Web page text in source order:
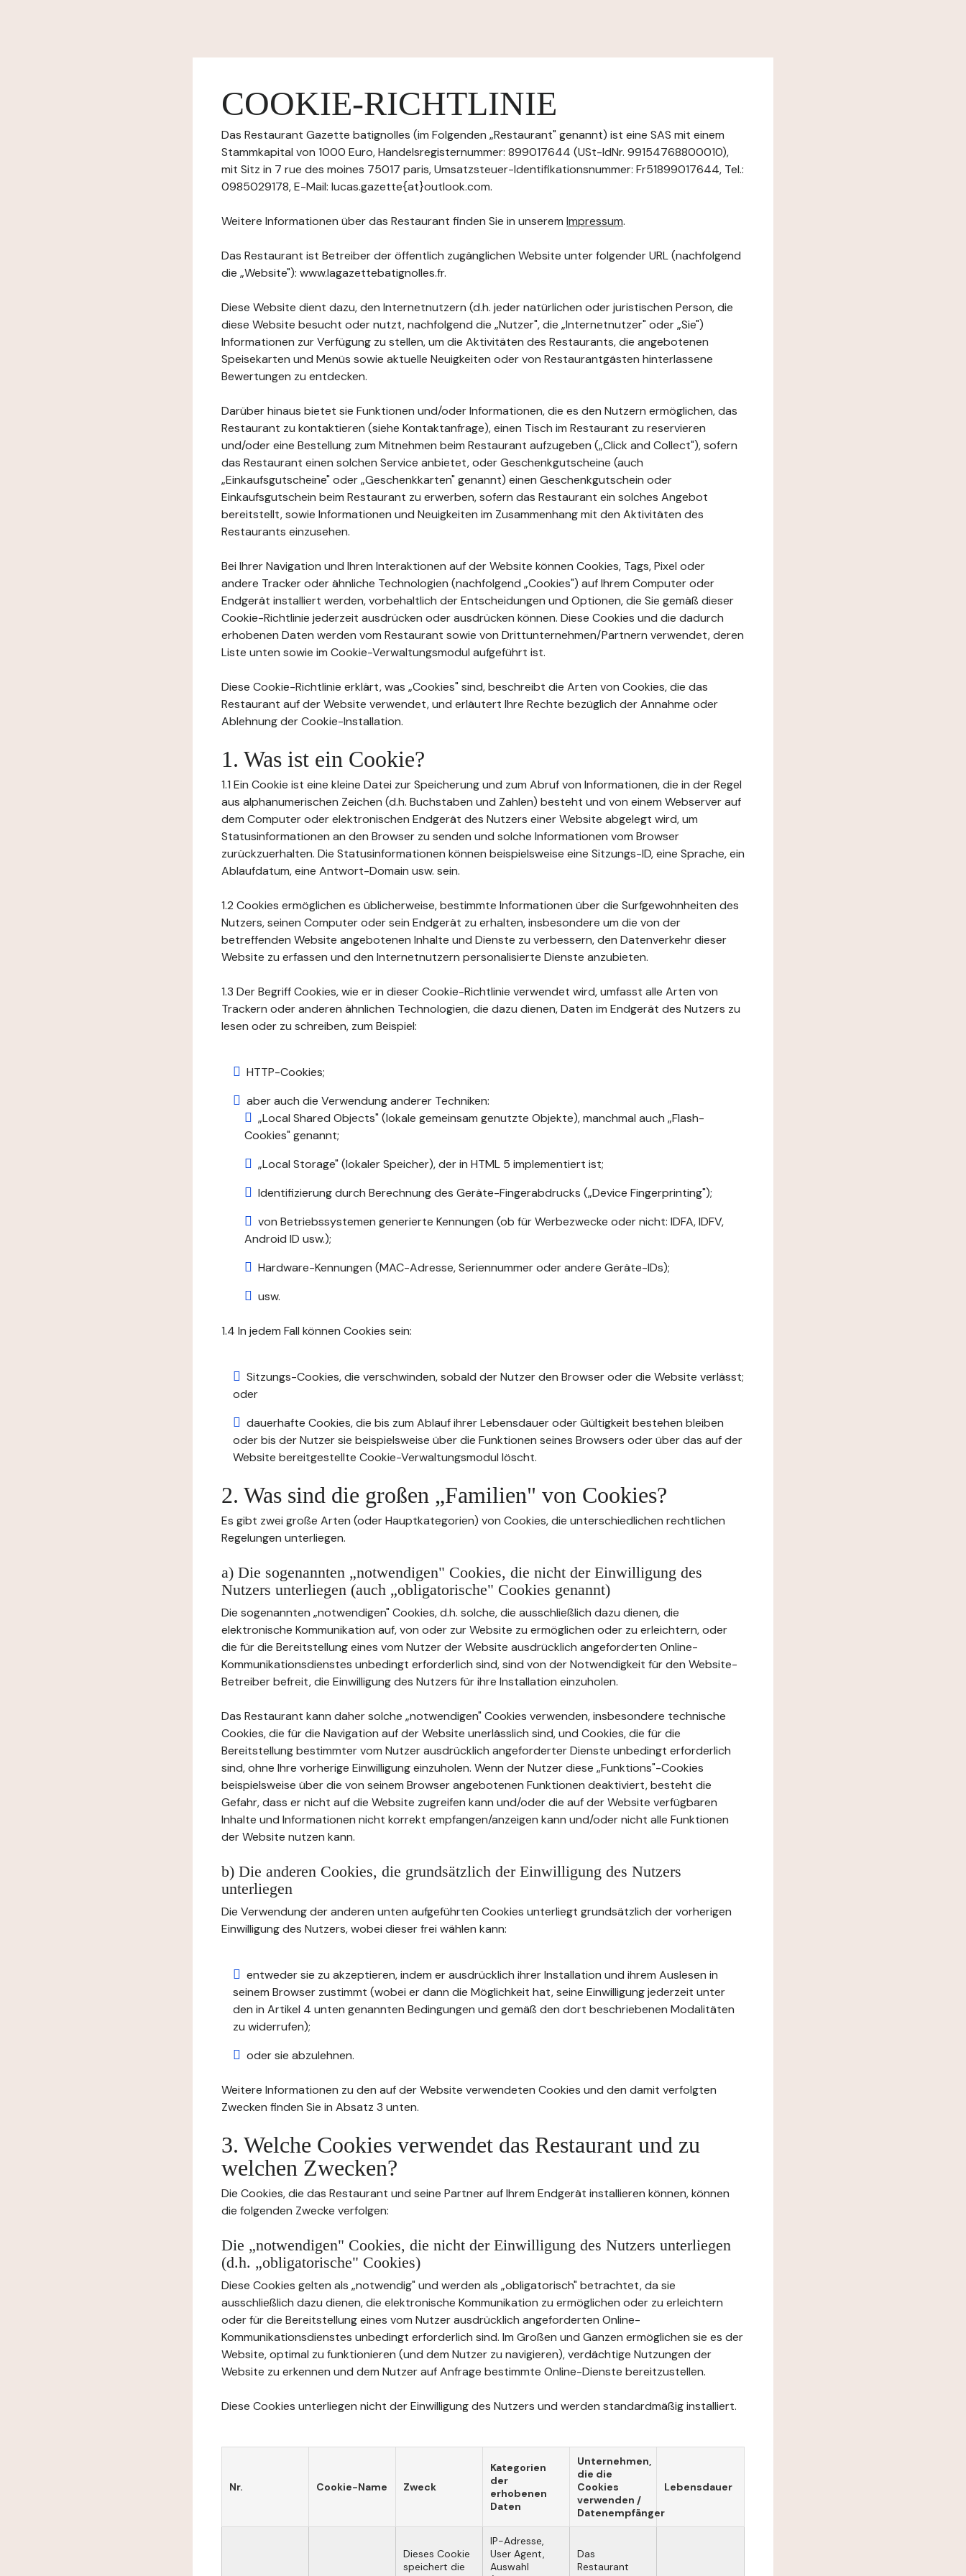
COOKIE-RICHTLINIE
Das Restaurant Gazette batignolles (im Folgenden „Restaurant" genannt) ist eine SAS mit einem
Stammkapital von 1000 Euro, Handelsregisternummer: 899017644 (USt-IdNr. 99154768800010),
mit Sitz in 7 rue des moines 75017 paris, Umsatzsteuer-Identifikationsnummer: Fr51899017644, Tel.:
0985029178, E-Mail: lucas.gazette{at}outlook.com.
Weitere Informationen über das Restaurant finden Sie in unserem Impressum.
Das Restaurant ist Betreiber der öffentlich zugänglichen Website unter folgender URL (nachfolgend
die „Website"): www.lagazettebatignolles.fr.
Diese Website dient dazu, den Internetnutzern (d.h. jeder natürlichen oder juristischen Person, die
diese Website besucht oder nutzt, nachfolgend die „Nutzer", die „Internetnutzer" oder „Sie")
Informationen zur Verfügung zu stellen, um die Aktivitäten des Restaurants, die angebotenen
Speisekarten und Menüs sowie aktuelle Neuigkeiten oder von Restaurantgästen hinterlassene
Bewertungen zu entdecken.
Darüber hinaus bietet sie Funktionen und/oder Informationen, die es den Nutzern ermöglichen, das
Restaurant zu kontaktieren (siehe Kontaktanfrage), einen Tisch im Restaurant zu reservieren
und/oder eine Bestellung zum Mitnehmen beim Restaurant aufzugeben („Click and Collect"), sofern
das Restaurant einen solchen Service anbietet, oder Geschenkgutscheine (auch
„Einkaufsgutscheine" oder „Geschenkkarten" genannt) einen Geschenkgutschein oder
Einkaufsgutschein beim Restaurant zu erwerben, sofern das Restaurant ein solches Angebot
bereitstellt, sowie Informationen und Neuigkeiten im Zusammenhang mit den Aktivitäten des
Restaurants einzusehen.
Bei Ihrer Navigation und Ihren Interaktionen auf der Website können Cookies, Tags, Pixel oder
andere Tracker oder ähnliche Technologien (nachfolgend „Cookies") auf Ihrem Computer oder
Endgerät installiert werden, vorbehaltlich der Entscheidungen und Optionen, die Sie gemäß dieser
Cookie-Richtlinie jederzeit ausdrücken oder ausdrücken können. Diese Cookies und die dadurch
erhobenen Daten werden vom Restaurant sowie von Drittunternehmen/Partnern verwendet, deren
Liste unten sowie im Cookie-Verwaltungsmodul aufgeführt ist.
Diese Cookie-Richtlinie erklärt, was „Cookies" sind, beschreibt die Arten von Cookies, die das
Restaurant auf der Website verwendet, und erläutert Ihre Rechte bezüglich der Annahme oder
Ablehnung der Cookie-Installation.
1. Was ist ein Cookie?
1.1 Ein Cookie ist eine kleine Datei zur Speicherung und zum Abruf von Informationen, die in der Regel
aus alphanumerischen Zeichen (d.h. Buchstaben und Zahlen) besteht und von einem Webserver auf
dem Computer oder elektronischen Endgerät des Nutzers einer Website abgelegt wird, um
Statusinformationen an den Browser zu senden und solche Informationen vom Browser
zurückzuerhalten. Die Statusinformationen können beispielsweise eine Sitzungs-ID, eine Sprache, ein
Ablaufdatum, eine Antwort-Domain usw. sein.
1.2 Cookies ermöglichen es üblicherweise, bestimmte Informationen über die Surfgewohnheiten des
Nutzers, seinen Computer oder sein Endgerät zu erhalten, insbesondere um die von der
betreffenden Website angebotenen Inhalte und Dienste zu verbessern, den Datenverkehr dieser
Website zu erfassen und den Internetnutzern personalisierte Dienste anzubieten.
1.3 Der Begriff Cookies, wie er in dieser Cookie-Richtlinie verwendet wird, umfasst alle Arten von
Trackern oder anderen ähnlichen Technologien, die dazu dienen, Daten im Endgerät des Nutzers zu
lesen oder zu schreiben, zum Beispiel:
HTTP-Cookies;
aber auch die Verwendung anderer Techniken:
„Local Shared Objects" (lokale gemeinsam genutzte Objekte), manchmal auch „Flash-
Cookies" genannt;
„Local Storage" (lokaler Speicher), der in HTML 5 implementiert ist;
Identifizierung durch Berechnung des Geräte-Fingerabdrucks („Device Fingerprinting");
von Betriebssystemen generierte Kennungen (ob für Werbezwecke oder nicht: IDFA, IDFV,
Android ID usw.);
Hardware-Kennungen (MAC-Adresse, Seriennummer oder andere Geräte-IDs);
usw.
1.4 In jedem Fall können Cookies sein:
Sitzungs-Cookies, die verschwinden, sobald der Nutzer den Browser oder die Website verlässt;
oder
dauerhafte Cookies, die bis zum Ablauf ihrer Lebensdauer oder Gültigkeit bestehen bleiben
oder bis der Nutzer sie beispielsweise über die Funktionen seines Browsers oder über das auf der
Website bereitgestellte Cookie-Verwaltungsmodul löscht.
2. Was sind die großen „Familien" von Cookies?
Es gibt zwei große Arten (oder Hauptkategorien) von Cookies, die unterschiedlichen rechtlichen
Regelungen unterliegen.
a) Die sogenannten „notwendigen" Cookies, die nicht der Einwilligung des
Nutzers unterliegen (auch „obligatorische" Cookies genannt)
Die sogenannten „notwendigen" Cookies, d.h. solche, die ausschließlich dazu dienen, die
elektronische Kommunikation auf, von oder zur Website zu ermöglichen oder zu erleichtern, oder
die für die Bereitstellung eines vom Nutzer der Website ausdrücklich angeforderten Online-
Kommunikationsdienstes unbedingt erforderlich sind, sind von der Notwendigkeit für den Website-
Betreiber befreit, die Einwilligung des Nutzers für ihre Installation einzuholen.
Das Restaurant kann daher solche „notwendigen" Cookies verwenden, insbesondere technische
Cookies, die für die Navigation auf der Website unerlässlich sind, und Cookies, die für die
Bereitstellung bestimmter vom Nutzer ausdrücklich angeforderter Dienste unbedingt erforderlich
sind, ohne Ihre vorherige Einwilligung einzuholen. Wenn der Nutzer diese „Funktions"-Cookies
beispielsweise über die von seinem Browser angebotenen Funktionen deaktiviert, besteht die
Gefahr, dass er nicht auf die Website zugreifen kann und/oder die auf der Website verfügbaren
Inhalte und Informationen nicht korrekt empfangen/anzeigen kann und/oder nicht alle Funktionen
der Website nutzen kann.
b) Die anderen Cookies, die grundsätzlich der Einwilligung des Nutzers
unterliegen
Die Verwendung der anderen unten aufgeführten Cookies unterliegt grundsätzlich der vorherigen
Einwilligung des Nutzers, wobei dieser frei wählen kann:
entweder sie zu akzeptieren, indem er ausdrücklich ihrer Installation und ihrem Auslesen in
seinem Browser zustimmt (wobei er dann die Möglichkeit hat, seine Einwilligung jederzeit unter
den in Artikel 4 unten genannten Bedingungen und gemäß den dort beschriebenen Modalitäten
zu widerrufen);
oder sie abzulehnen.
Weitere Informationen zu den auf der Website verwendeten Cookies und den damit verfolgten
Zwecken finden Sie in Absatz 3 unten.
3. Welche Cookies verwendet das Restaurant und zu
welchen Zwecken?
Die Cookies, die das Restaurant und seine Partner auf Ihrem Endgerät installieren können, können
die folgenden Zwecke verfolgen:
Die „notwendigen" Cookies, die nicht der Einwilligung des Nutzers unterliegen
(d.h. „obligatorische" Cookies)
Diese Cookies gelten als „notwendig" und werden als „obligatorisch" betrachtet, da sie
ausschließlich dazu dienen, die elektronische Kommunikation zu ermöglichen oder zu erleichtern
oder für die Bereitstellung eines vom Nutzer ausdrücklich angeforderten Online-
Kommunikationsdienstes unbedingt erforderlich sind. Im Großen und Ganzen ermöglichen sie es der
Website, optimal zu funktionieren (und dem Nutzer zu navigieren), verdächtige Nutzungen der
Website zu erkennen und dem Nutzer auf Anfrage bestimmte Online-Dienste bereitzustellen.
Diese Cookies unterliegen nicht der Einwilligung des Nutzers und werden standardmäßig installiert.
Nr. Cookie-Name Zweck
Kategorien
der
erhobenen
Daten
Unternehmen,
die die
Cookies
verwenden /
Datenempfänger
Lebensdauer
Dieses Cookie
speichert die
IP-Adresse,
User Agent,
Auswahl
Das
Restaurant